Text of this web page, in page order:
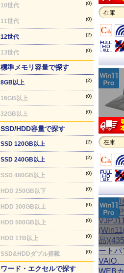
10世代 (0)
11世代 (0)
12世代 (2)
13世代 (0)
標準メモリ容量で探す
8GB以上 (2)
16GB以上 (0)
32GB以上 (0)
SSD/HDD容量で探す
SSD 120GB以上 (2)
SSD 240GB以上 (2)
SSD 480GB以上 (0)
HDD 250GB以下 (0)
HDD 300GB以上 (0)
HDD 500GB以上 (0)
HDD 1TB以上 (0)
SSD&HDDダブル搭載 (0)
ワード・エクセルで探す
在庫
在庫